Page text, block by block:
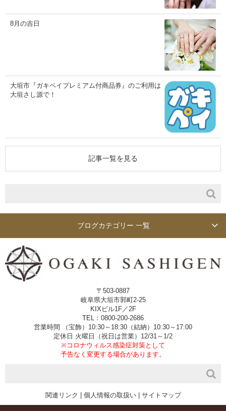
8月の吉日
大垣市『ガキペイプレミアム付商品券』のご利用は
大垣さし源で！
記事一覧を見る
ブログカテゴリー 一覧
〒503-0887
岐阜県大垣市郭町2-25
KIXビル1F／2F
TEL：0800-200-2686
営業時間 （宝飾）10:30～18:30（結納）10:30～17:00
定休日 火曜日（祝日は営業）12/31～1/2
※コロナウィルス感染症対策として
予告なく変更する場合があります。
関連リンク 個人情報の取扱い| サイトマップ